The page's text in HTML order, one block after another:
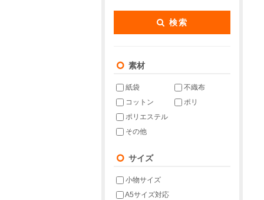
検索
素材
紙袋
不織布
コットン
ポリ
ポリエステル
その他
サイズ
小物サイズ
A5サイズ対応